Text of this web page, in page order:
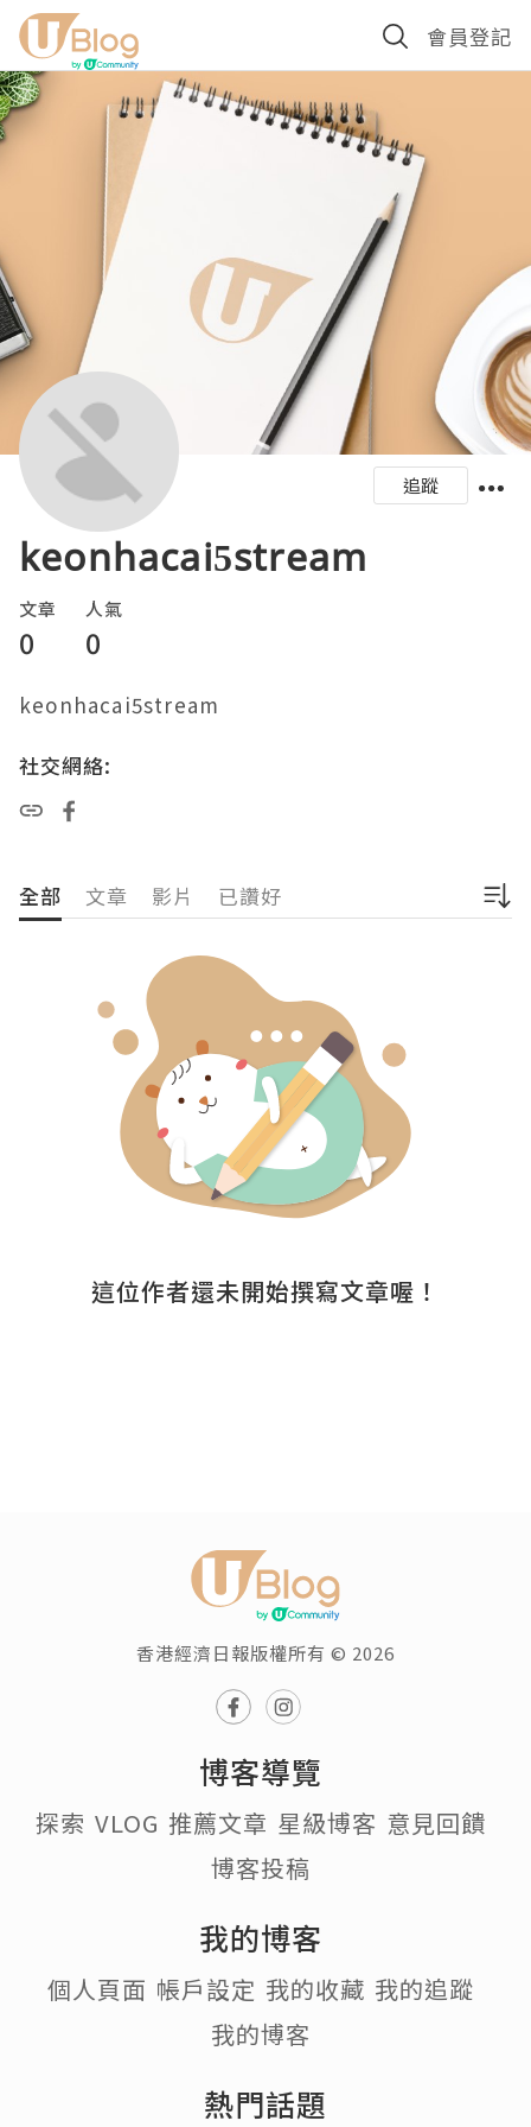
會員登記
追蹤
keonhacai5stream
文章
0
人氣
0
keonhacai5stream
社交網絡:
全部 文章 影片 已讚好
這位作者還未開始撰寫文章喔！
香港經濟日報版權所有 © 2026
博客導覽
探索 VLOG 推薦文章 星級博客 意見回饋
博客投稿
我的博客
個人頁面 帳戶設定 我的收藏 我的追蹤
我的博客
熱門話題